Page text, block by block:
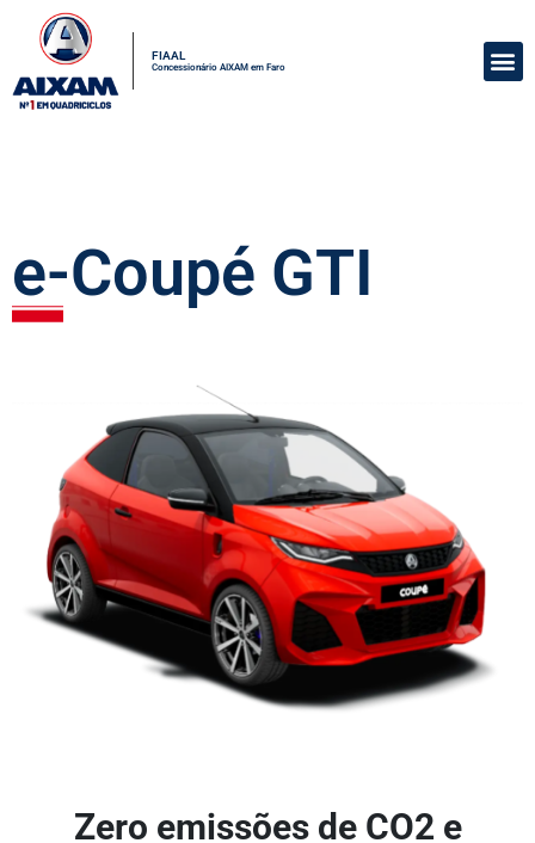
FIAAL
Concessionário AIXAM em Faro
e-Coupé GTI
Zero emissões de CO2 e